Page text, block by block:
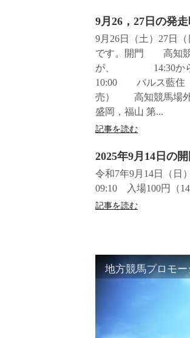
9月26，27日の発
9月26日（土）27日
です。開門 高知
が、 14:30から
10:00 パルス藍住
売） 高知競馬場
盛岡，福山 第...
記事を読む
2025年9月14日の
令和7年9月14日（
09:10 入場100円（
記事を読む
地方競馬プロモ